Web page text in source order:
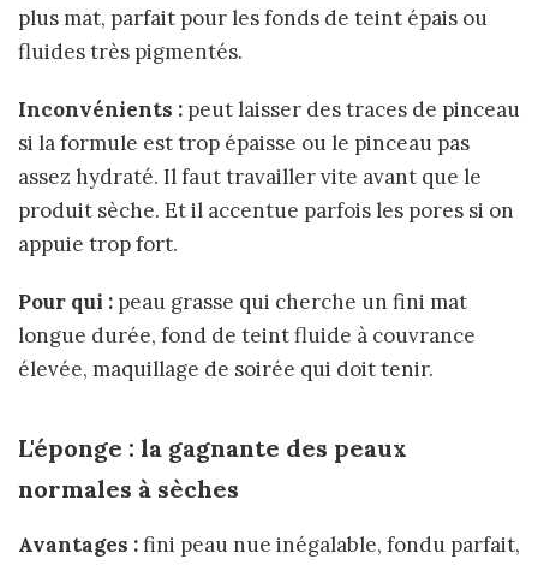
plus mat, parfait pour les fonds de teint épais ou
fluides très pigmentés.
Inconvénients : peut laisser des traces de pinceau
si la formule est trop épaisse ou le pinceau pas
assez hydraté. Il faut travailler vite avant que le
produit sèche. Et il accentue parfois les pores si on
appuie trop fort.
Pour qui : peau grasse qui cherche un fini mat
longue durée, fond de teint fluide à couvrance
élevée, maquillage de soirée qui doit tenir.
L'éponge : la gagnante des peaux
normales à sèches
Avantages :fini peau nue inégalable, fondu parfait,